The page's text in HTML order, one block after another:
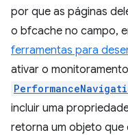
por que as páginas
o bfcache no campo,
ferramentas para
ativar o
incluir uma
retorna um objeto